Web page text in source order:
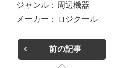
ジャンル：周辺機器
メーカー：ロジクール
前の記事